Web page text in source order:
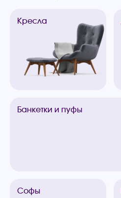
Кресла
Банкетки и пуфы
Софы